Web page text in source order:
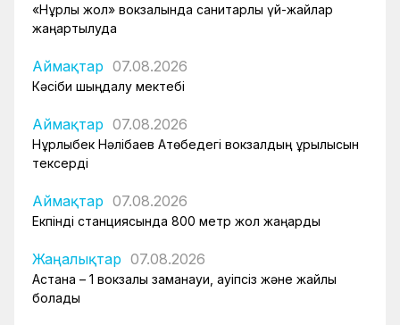
«Нұрлы жол» вокзалында санитарлық үй-жайлар
жаңартылуда
Аймақтар 07.08.2026
Кәсіби шыңдалу мектебі
Аймақтар 07.08.2026
Нұрлыбек Нәлібаев Ақтөбедегі вокзалдың құрылысын
тексерді
Аймақтар 07.08.2026
Екпінді станциясында 800 метр жол жаңарды
Жаңалықтар 07.08.2026
Астана – 1 вокзалы заманауи, қауіпсіз және жайлы
болады